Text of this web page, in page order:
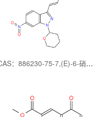
CAS：886230-75-7,(E)-6-硝基-3-[2-(吡啶-2-基)乙烯基]-1-(四氢-2H-吡喃-2-基)-1H-吲唑